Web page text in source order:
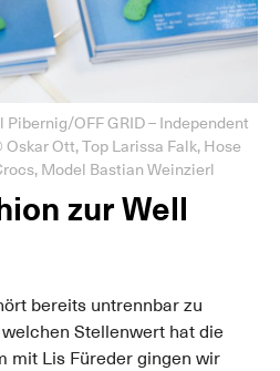
OFF GRID – Independent
Ott, Top Larissa Falk, Hose
Model Bastian Weinzierl
zur Well
bereits untrennbar zu
Stellenwert hat die
mit Lis Füreder gingen wir